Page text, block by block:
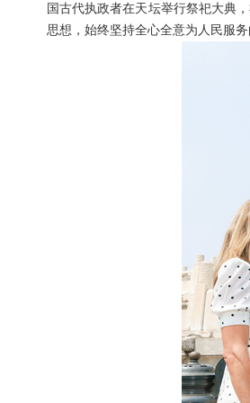
国古代执政者在天坛举行祭祀大典
思想，始终坚持全心全意为人民服